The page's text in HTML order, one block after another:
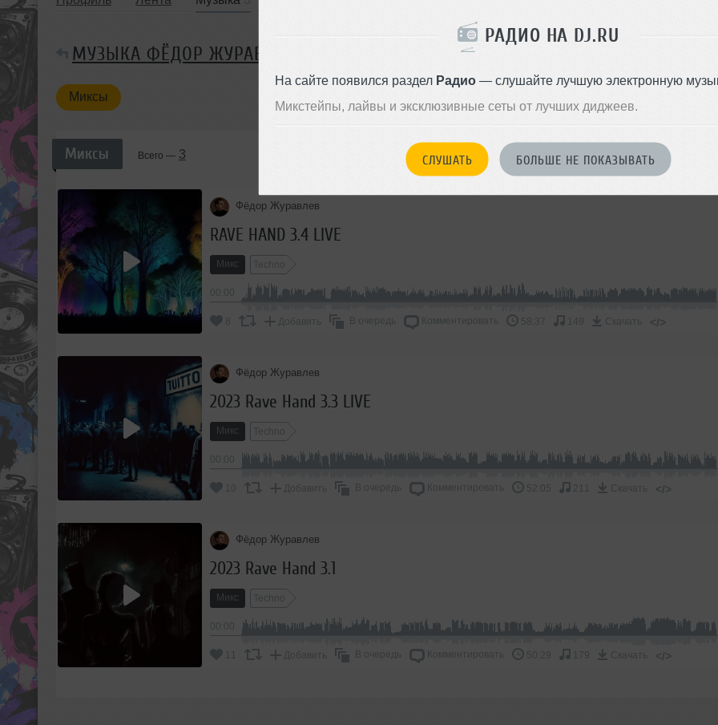
РАДИО НА DJ.RU
На сайте появился раздел Радио— слушайте лучшую электронную
Микстейпы, лайвы и эксклюзивные сеты от лучших диджеев.
СЛУШАТЬ БОЛЬШЕ НЕ ПОКАЗЫВАТЬ
МУЗЫКА ФЁДОР ЖУРАВЛЕВ, ГРУППА МИКСЫ
Миксы
Миксы Всего — 3
Фёдор Журавлев
RAVE HAND 3.4 LIVE
Микс Techno
Добавить В очередь Комментировать 58:37 149 Скачать </>
Фёдор Журавлев
2023 Rave Hand 3.3 LIVE
Микс Techno
Добавить В очередь Комментировать 52:05 211 Скачать </>
Фёдор Журавлев
2023 Rave Hand 3.1
Микс Techno
Добавить В очередь Комментировать 50:29 179 Скачать </>